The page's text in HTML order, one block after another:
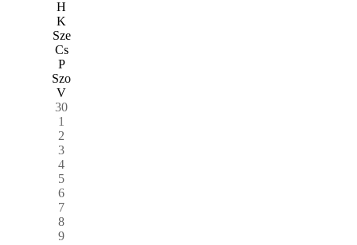
H
K
Sze
Cs
P
Szo
V
30
1
2
3
4
5
6
7
8
9